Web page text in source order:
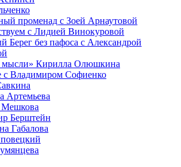
променад с Зоей Арнаутовой
с Лидией Винокуровой
Берег без пафоса с Александрой
мысли» Кирилла Олюшкина
с Владимиром Софиенко
Артемьева
Мешкова
Берштейн
Габалова